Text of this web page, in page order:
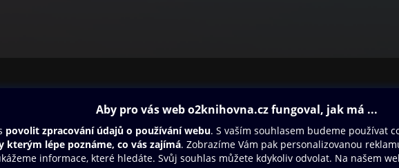
Dárkový poukaz
Nápověda
Oneplay Originály
Sport